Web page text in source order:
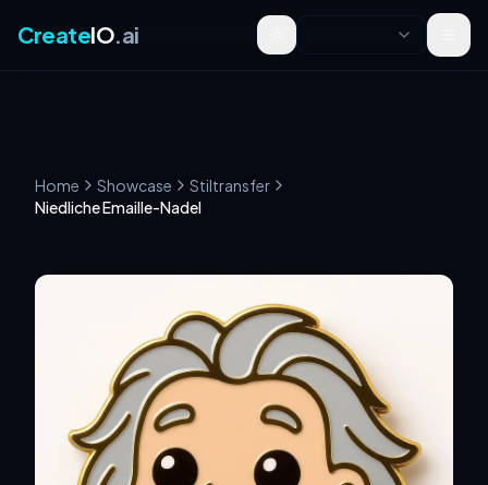
CreateIO.ai Toggle theme
Home Showcase
Stiltransfer
Niedliche Emaille-Nadel